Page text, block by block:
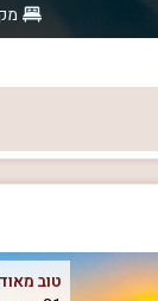
טוב מאוד